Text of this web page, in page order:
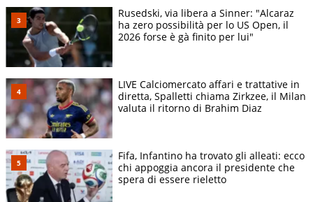
Rusedski, via libera a Sinner: "Alcaraz
ha zero possibilità per lo US Open, il
2026 forse è gà finito per lui"
LIVE Calciomercato affari e trattative in
diretta, Spalletti chiama Zirkzee, il Milan
valuta il ritorno di Brahim Diaz
Fifa, Infantino ha trovato gli alleati: ecco
chi appoggia ancora il presidente che
spera di essere rieletto